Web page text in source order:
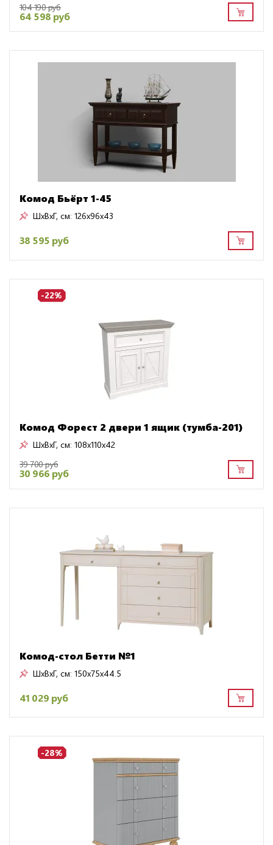
104 190 руб
64 598 руб
Комод Бьёрт 1-45
ШxВxГ, см: 126x96x43
38 595 руб
-22%
Комод Форест 2 двери 1 ящик (тумба-201)
ШxВxГ, см: 108x110x42
39 700 руб
30 966 руб
Комод-стол Бетти №1
ШxВxГ, см: 150x75x44.5
41 029 руб
-28%